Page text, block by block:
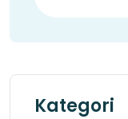
Kategori